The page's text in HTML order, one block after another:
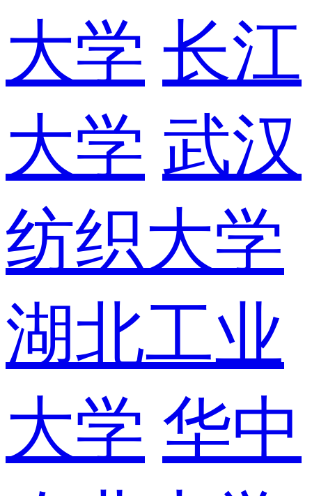
大学 长江
大学 武汉
纺织大学
湖北工业
大学 华中